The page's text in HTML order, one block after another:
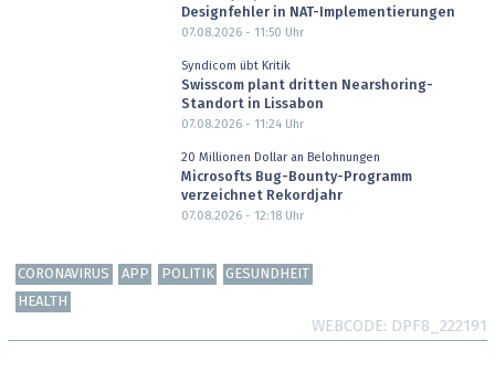
Designfehler in NAT-Implementierungen
07.08.2026 - 11:50 Uhr
Syndicom übt Kritik
Swisscom plant dritten Nearshoring-
Standort in Lissabon
07.08.2026 - 11:24Uhr
20 Millionen Dollar an Belohnungen
Microsofts Bug-Bounty-Programm
verzeichnet Rekordjahr
07.08.2026 - 12:18Uhr
CORONAVIRUS APP POLITIK
GESUNDHEIT
HEALTH
WEBCODE DPF8_222191